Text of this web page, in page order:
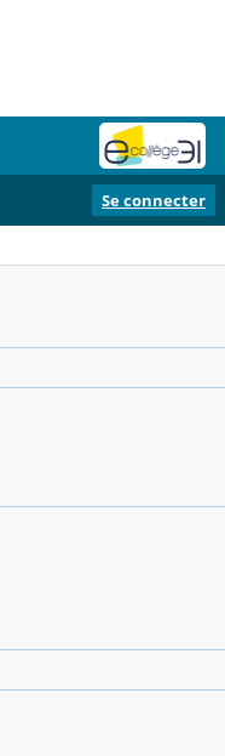
Se connecter